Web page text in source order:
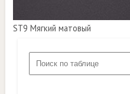
ST9 Мягкий матовый